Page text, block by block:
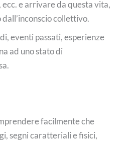
ecc. e arrivare da questa vita,
collettivo.
eventi passati, esperienze
ad uno stato di
facilmente che
segni caratteriali e fisici,